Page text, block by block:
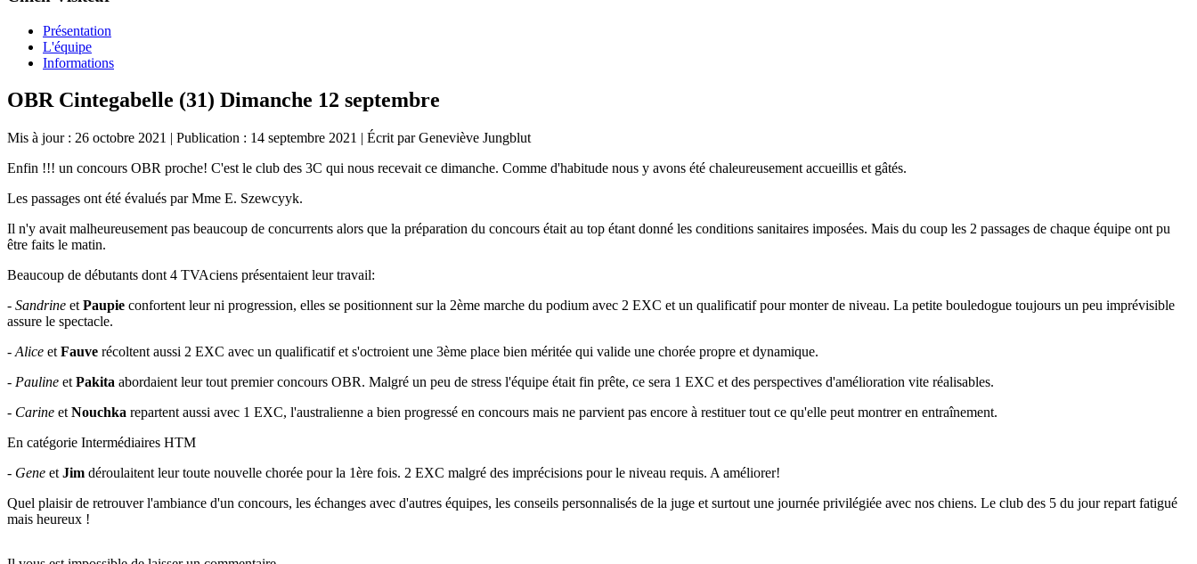
Présentation
L'équipe
Informations
OBR Cintegabelle (31) Dimanche 12 septembre
Mis à jour : 26 octobre 2021 | Publication : 14 septembre 2021 | Écrit par Geneviève Jungblut
Enfin !!! un concours OBR proche! C'est le club des 3C qui nous recevait ce dimanche. Comme d'habitude nous y avons été chaleureusement accueillis et gâtés.
Les passages ont été évalués par Mme E. Szewcyyk.
Il n'y avait malheureusement pas beaucoup de concurrents alors que la préparation du concours était au top étant donné les conditions sanitaires imposées. Mais du coup les 2 passages de chaque équipe ont pu
être faits le matin.
Beaucoup de débutants dont 4 TVAciens présentaient leur travail:
- Sandrine et Paupie confortent leur ni progression, elles se positionnent sur la 2ème marche du podium avec 2 EXC et un qualificatif pour monter de niveau. La petite bouledogue toujours un peu imprévisible
assure le spectacle.
- Alice et Fauve récoltent aussi 2 EXC avec un qualificatif et s'octroient une 3ème place bien méritée qui valide une chorée propre et dynamique.
- Pauline et Pakita abordaient leur tout premier concours OBR. Malgré un peu de stress l'équipe était fin prête, ce sera 1 EXC et des perspectives d'amélioration vite réalisables.
- Carine et Nouchka repartent aussi avec 1 EXC, l'australienne a bien progressé en concours mais ne parvient pas encore à restituer tout ce qu'elle peut montrer en entraînement.
En catégorie Intermédiaires HTM
- Gene et Jim déroulaitent leur toute nouvelle chorée pour la 1ère fois. 2 EXC malgré des imprécisions pour le niveau requis. A améliorer!
Quel plaisir de retrouver l'ambiance d'un concours, les échanges avec d'autres équipes, les conseils personnalisés de la juge et surtout une journée privilégiée avec nos chiens. Le club des 5 du jour repart fatigué
mais heureux !